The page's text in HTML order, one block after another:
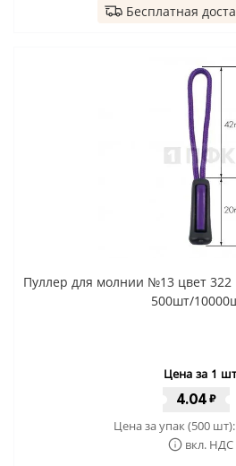
Бесплатная
Пуллер для молнии №13 цвет
500шт/
Цена за 1 шт
4.04 ₽
Цена за упак (500 шт):
вкл. НДС